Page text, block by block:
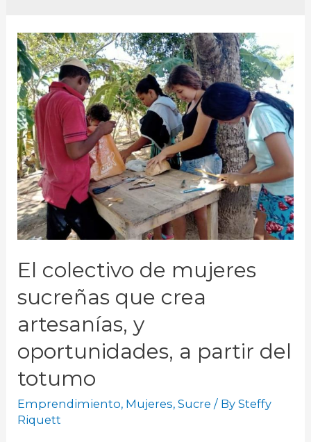
El colectivo de mujeres
sucreñas que crea
artesanías, y
oportunidades, a partir del
totumo
Emprendimiento, Mujeres,Sucre / BySteffy
Riquett